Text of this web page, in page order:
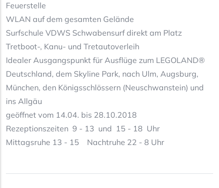
Feuerstelle
WLAN auf dem gesamten Gelände
Surfschule VDWS Schwabensurf direkt am Platz
Tretboot-, Kanu- und Tretautoverleih
Idealer Ausgangspunkt für Ausflüge zum LEGOLAND®
Deutschland, dem Skyline Park, nach Ulm, Augsburg,
München, den Königsschlössern (Neuschwanstein) und
ins Allgäu
geöffnet vom 14.04. bis 28.10.2018
Rezeptionszeiten 9 - 13 und 15 - 18 Uhr
Mittagsruhe 13 - 15 Nachtruhe 22 - 8 Uhr